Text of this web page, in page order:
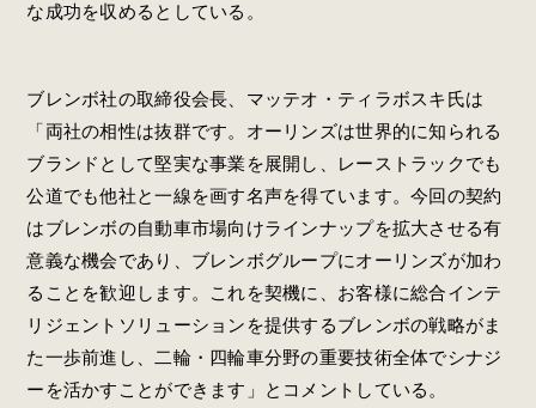
な成功を収めるとしている。
ブレンボ社の取締役会長、マッテオ・ティラボスキ氏は
「両社の相性は抜群です。オーリンズは世界的に知られる
ブランドとして堅実な事業を展開し、レーストラックでも
公道でも他社と一線を画す名声を得ています。今回の契約
はブレンボの自動車市場向けラインナップを拡大させる有
意義な機会であり、ブレンボグループにオーリンズが加わ
ることを歓迎します。これを契機に、お客様に総合インテ
リジェントソリューションを提供するブレンボの戦略がま
た一歩前進し、二輪・四輪車分野の重要技術全体でシナジ
ーを活かすことができます」とコメントしている。